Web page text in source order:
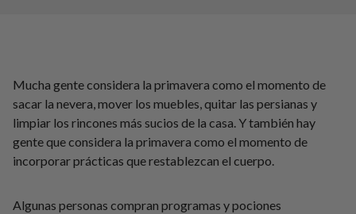
Mucha gente considera la primavera como el momento de
sacar la nevera, mover los muebles, quitar las persianas y
limpiar los rincones más sucios de la casa. Y también hay
gente que considera la primavera como el momento de
incorporar prácticas que restablezcan el cuerpo.
Algunas personas compran programas y pociones